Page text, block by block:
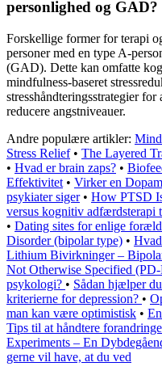
personlighed og GAD?
Forskellige former for terapi
personer med en type A-
(GAD). Dette kan omfatte
mindfulness-baseret
stresshåndteringsstrategier
reducere angstniveauer.
Andre populære artikler:
Stress Relief• The Layered
• Hvad er brain zaps? •
Effektivitet • Virker en
psykiater siger• How PTSD
versus kognitiv adfærdsterapi
• Dating sites for enlige
Disorder (bipolar type) •
Lithium Bivirkninger –
Not Otherwise Specified
psykologi? • Sådan hjælper
kriterierne for depression? •
man kan være optimistisk •
Tips til at håndtere
Experiments – En
gerne vil have, at du ved